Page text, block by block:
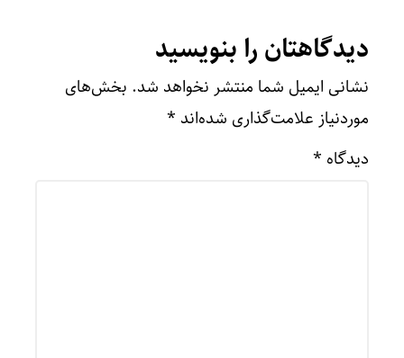
دیدگاهتان را بنویسید
نشانی ایمیل شما منتشر نخواهد شد. بخش‌های
موردنیاز علامت‌گذاری شده‌اند *
دیدگاه *